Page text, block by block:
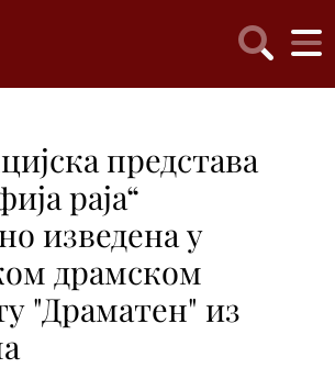
представа
раја“
изведена у
драмском
"Драматен" из